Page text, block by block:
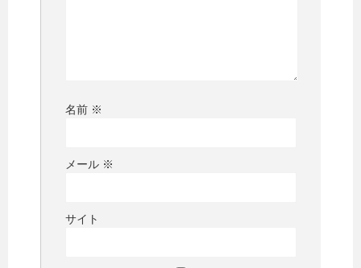
名前 ※
メール ※
サイト